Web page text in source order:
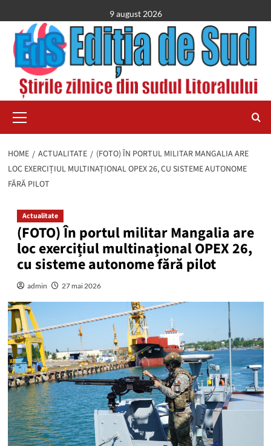
to
content
9 august 2026
Menu
HOME ACTUALITATE
(FOTO) ÎN PORTUL MILITAR MANGALIA ARE
LOC EXERCIȚIUL MULTINAȚIONAL OPEX 26, CU SISTEME AUTONOME
FĂRĂ PILOT
Actualitate
(FOTO) În portul militar Mangalia are
loc exercițiul multinațional OPEX 26,
cu sisteme autonome fără pilot
admin 27 mai 2026